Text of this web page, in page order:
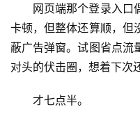
网页端那个登录入口
卡顿，但整体还算顺，但
蔽广告弹窗。试图省点流
对头的伏击圈，想着下次
才七点半。